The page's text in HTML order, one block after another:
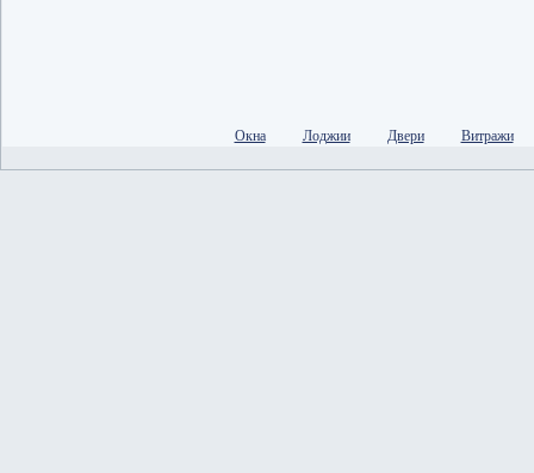
Окна Лоджии Двери Витражи